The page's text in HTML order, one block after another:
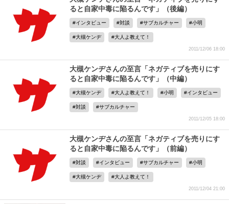
ると自家中毒に陥るんです」（後編）
インタビュー 対談 サブカルチャー 小明
大槻ケンヂ 大人よ教えて！
2011/12/06 18:00
大槻ケンヂさんの至言「ネガティブを売りにす
ると自家中毒に陥るんです」（中編）
大槻ケンヂ 大人よ教えて！ 小明 インタビュー
対談 サブカルチャー
2011/12/05 18:00
大槻ケンヂさんの至言「ネガティブを売りにす
ると自家中毒に陥るんです」（前編）
対談 インタビュー サブカルチャー 小明
大槻ケンヂ 大人よ教えて！
2011/12/04 21:00